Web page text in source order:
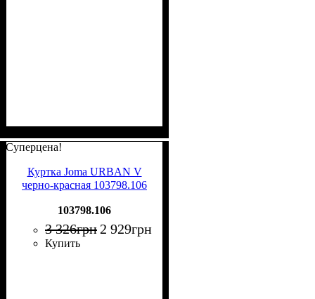
Суперцена!
Куртка Joma URBAN V
черно-красная 103798.106
103798.106
3 326грн 2 929грн
Купить